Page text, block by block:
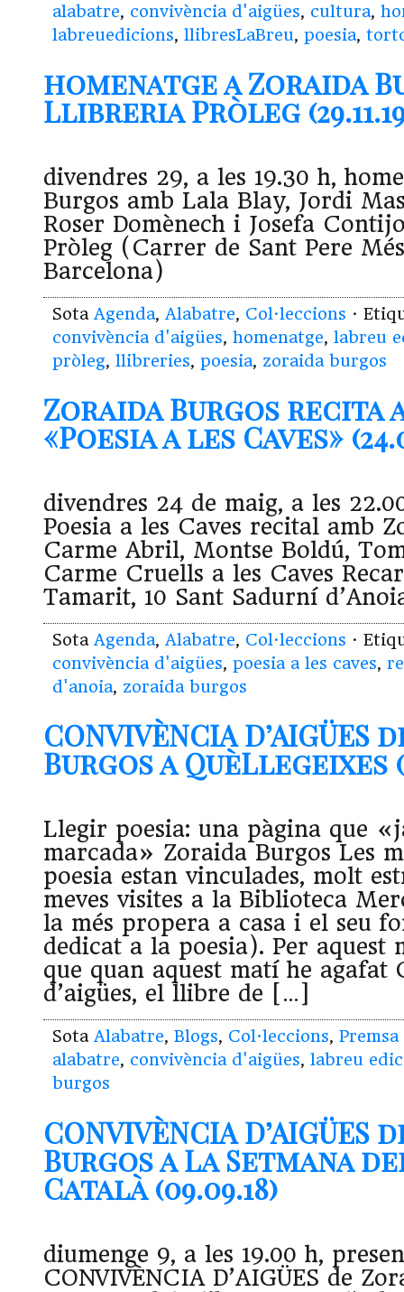
alabatre, convivència d'aigües, cultura,
labreuedicions, llibresLaBreu, poesia,
homenatge a Zoraida
Llibreria Pròleg
divendres 29, a les 19.30 h,
Burgos amb Lala Blay, Jordi
Roser Domènech i Josefa
Pròleg (Carrer de Sant Pere
Barcelona)
Sota Agenda, Alabatre, Col·leccions ·
convivència d'aigües, homenatge, labreu
pròleg, llibreries, poesia, zoraida burgos
Zoraida Burgos recita
«Poesia a les Caves»
divendres 24 de maig, a les
Poesia a les Caves recital amb
Carme Abril, Montse Boldú,
Carme Cruells a les Caves
Tamarit, 10 Sant Sadurní
Sota Agenda, Alabatre, Col·leccions ·
convivència d'aigües, poesia a les caves,
d'anoia, zoraida burgos
CONVIVÈNCIA
Burgos a QuèLlegeixes
Llegir poesia: una pàgina que
marcada» Zoraida Burgos Les
poesia estan vinculades, molt
meves visites a la Biblioteca
la més propera a casa i el seu
dedicat a la poesia). Per aquest
que quan aquest matí he agafat
d’aigües, el llibre de […]
Sota Alabatre, Blogs, Col·leccions, Premsa
alabatre, convivència d'aigües, labreu
burgos
CONVIVÈNCIA
Burgos a La Setmana
Català (09.09.18)
diumenge 9, a les 19.00 h,
CONVIVÈNCIA D’AIGÜES de